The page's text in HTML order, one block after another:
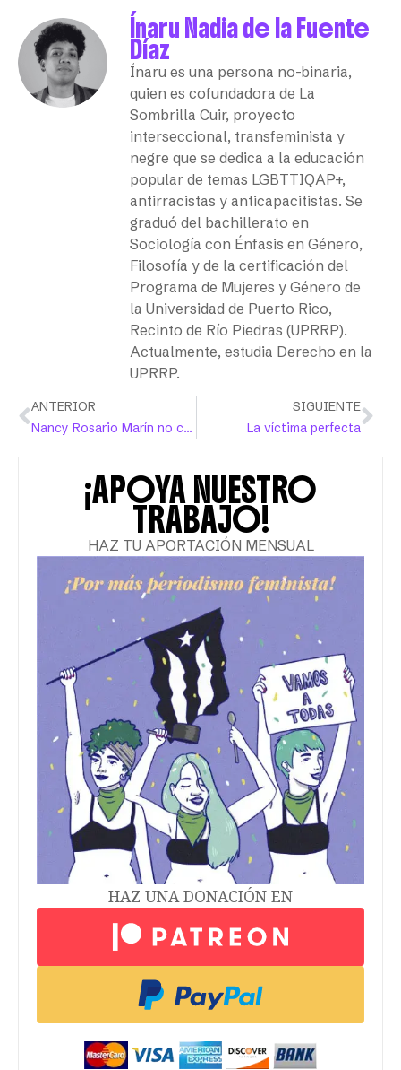
Ínaru Nadia de la Fuente
Díaz
Ínaru es una persona no-binaria,
quien es cofundadora de La
Sombrilla Cuir, proyecto
interseccional, transfeminista y
negre que se dedica a la educación
popular de temas LGBTTIQAP+,
antirracistas y anticapacitistas. Se
graduó del bachillerato en
Sociología con Énfasis en Género,
Filosofía y de la certificación del
Programa de Mujeres y Género de
la Universidad de Puerto Rico,
Recinto de Río Piedras (UPRRP).
Actualmente, estudia Derecho en la
UPRRP.
ANTERIOR
Nancy Rosario Marín no completó sus aspiraciones
SIGUIENTE
La víctima perfecta
¡APOYA NUESTRO
TRABAJO!
HAZ TU APORTACIÓN MENSUAL
HAZ UNA DONACIÓN EN